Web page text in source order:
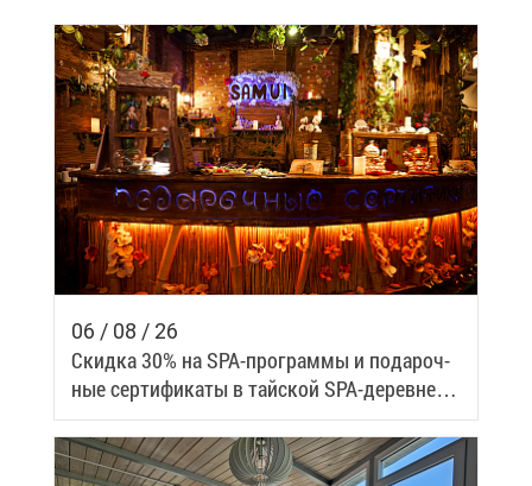
06 / 08 / 26
Скид­ка 30% на SPA-про­грам­мы и по­да­роч­
ные сер­ти­фи­ка­ты в тай­ской SPA-де­ревне
Samui